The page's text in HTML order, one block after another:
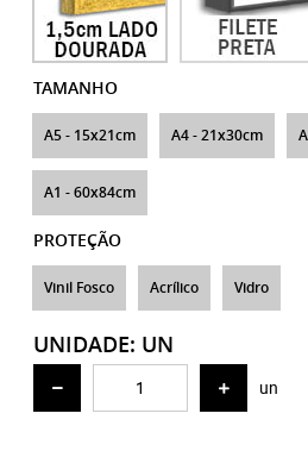
TAMANHO
A5 - 15x21cm A4 - 21x30cm
A1 - 60x84cm
PROTEÇÃO
Vinil Fosco Acrílico Vidro
UNIDADE: UN
un